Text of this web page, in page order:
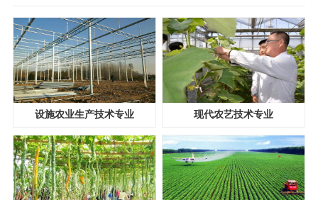
设施农业生产技术专业 现代农艺技术专业